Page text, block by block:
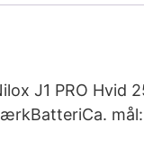
J1 PRO Hvid